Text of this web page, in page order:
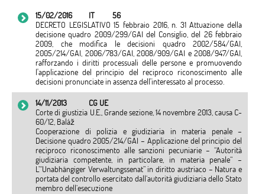
15/02/2016
IT
56
DECRETO LEGISLATIVO 15 febbraio 2016, n. 31 Attuazione della
decisione quadro 2009/299/GAI del Consiglio, del 26 febbraio
2009, che modifica le decisioni quadro 2002/584/GAI,
2005/214/GAI, 2006/783/GAI, 2008/909/GAI e 2008/947/GAI,
rafforzando i diritti processuali delle persone e promuovendo
l'applicazione del principio del reciproco riconoscimento alle
decisioni pronunciate in assenza dell'interessato al processo.
14/11/2013
CG UE
Corte di giustizia U.E., Grande sezione, 14 novembre 2013, causa C-
60/12, Baláž
Cooperazione di polizia e giudiziaria in materia penale –
Decisione quadro 2005/214/GAI – Applicazione del principio del
reciproco riconoscimento alle sanzioni pecuniarie – “Autorità
giudiziaria competente, in particolare, in materia penale” –
L’“Unabhängiger Verwaltungssenat” in diritto austriaco – Natura e
portata del controllo esercitato dall’autorità giudiziaria dello Stato
membro dell’esecuzione